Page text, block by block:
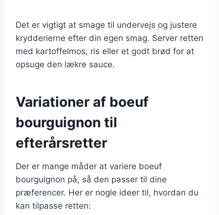
Det er vigtigt at smage til undervejs og justere
krydderierne efter din egen smag. Server retten
med kartoffelmos, ris eller et godt brød for at
opsuge den lækre sauce.
Variationer af boeuf
bourguignon til
efterårsretter
Der er mange måder at variere boeuf
bourguignon på, så den passer til dine
præferencer. Her er nogle ideer til, hvordan du
kan tilpasse retten: